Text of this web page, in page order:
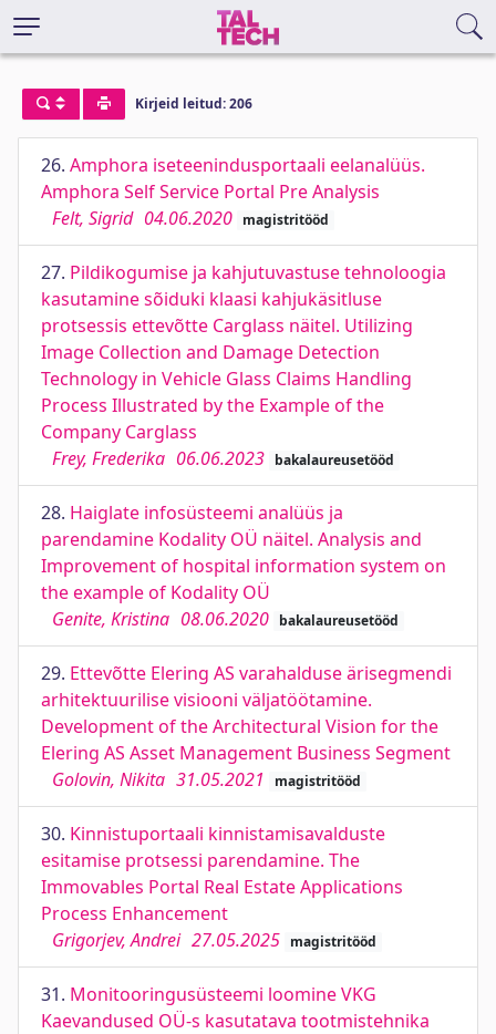
Kirjeid leitud: 206
26. Amphora iseteenindusportaali eelanalüüs.
Amphora Self Service Portal Pre Analysis
Felt, Sigrid 04.06.2020 magistritööd
27. Pildikogumise ja kahjutuvastuse tehnoloogia
kasutamine sõiduki klaasi kahjukäsitluse
protsessis ettevõtte Carglass näitel. Utilizing
Image Collection and Damage Detection
Technology in Vehicle Glass Claims Handling
Process Illustrated by the Example of the
Company Carglass
Frey, Frederika 06.06.2023 bakalaureusetööd
28. Haiglate infosüsteemi analüüs ja
parendamine Kodality OÜ näitel. Analysis and
Improvement of hospital information system on
the example of Kodality OÜ
Genite, Kristina 08.06.2020 bakalaureusetööd
29. Ettevõtte Elering AS varahalduse ärisegmendi
arhitektuurilise visiooni väljatöötamine.
Development of the Architectural Vision for the
Elering AS Asset Management Business Segment
Golovin, Nikita 31.05.2021 magistritööd
30. Kinnistuportaali kinnistamisavalduste
esitamise protsessi parendamine. The
Immovables Portal Real Estate Applications
Process Enhancement
Grigorjev, Andrei 27.05.2025 magistritööd
31. Monitooringusüsteemi loomine VKG
Kaevandused OÜ-s kasutatava tootmistehnika